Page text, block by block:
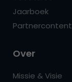
Jaarboek
Partnercontent
Over
Missie & Visie